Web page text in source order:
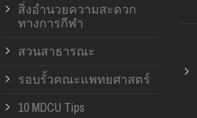
สิ่งอำนวยความสะดวก
ทางการกีฬา
สวนสาธารณะ
รอบรั้วคณะแพทยศาสตร์
10 MDCU Tips